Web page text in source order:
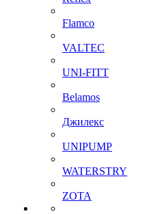
Flamco
VALTEC
UNI-FITT
Belamos
Джилекс
UNIPUMP
WATERSTRY
ZOTA